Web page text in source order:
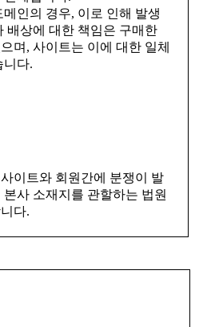
인의 경우, 이로 인해 발생
배상에 대한 책임은 구매한
며, 사이트는 이에 대한 일체
니다.
이트와 회원간에 분쟁이 발
사 소재지를 관할하는 법원
다.